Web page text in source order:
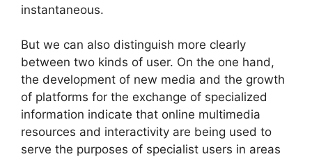
instantaneous.
But we can also distinguish more clearly
between two kinds of user. On the one hand,
the development of new media and the growth
of platforms for the exchange of specialized
information indicate that online multimedia
resources and interactivity are being used to
serve the purposes of specialist users in areas